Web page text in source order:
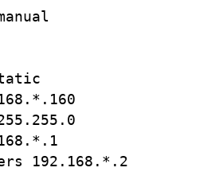
192.168.*.2